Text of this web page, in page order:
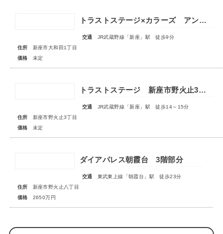
トラストステージ×カラーズ アンドプラス新座市大和田1丁目21期 全3棟 ◆販売予告◆
交通
JR武蔵野線「新座」駅 徒歩9分
住所
新座市大和田1丁目
価格
未定
トラストステージ 新座市野火止3丁目55期 全15区画■第一期分譲 販売予告■
交通
JR武蔵野線「新座」駅 徒歩14～15分
住所
新座市野火止3丁目
価格
未定
ダイアパレス朝霞台 3階部分
交通
東武東上線「朝霞台」駅 徒歩23分
住所
新座市野火止八丁目
価格
2650万円